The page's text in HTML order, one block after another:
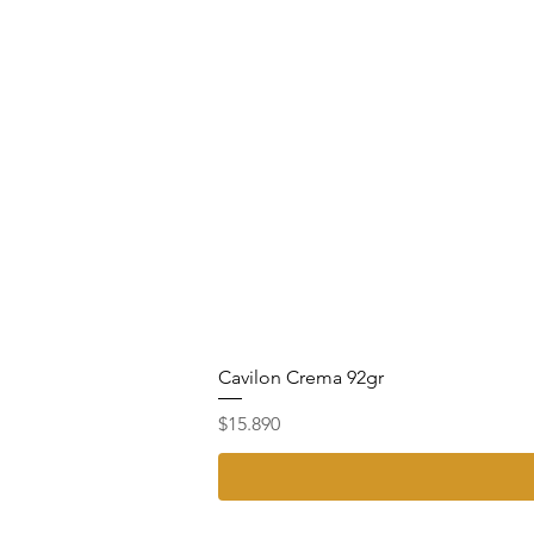
Cavilon Crema 92gr
Precio
$15.890